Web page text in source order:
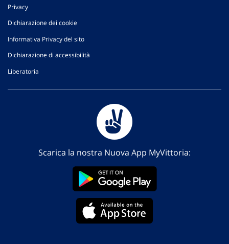
Privacy
Dichiarazione dei cookie
Informativa Privacy del sito
Dichiarazione di accessibilità
Liberatoria
Scarica la nostra Nuova App MyVittoria: